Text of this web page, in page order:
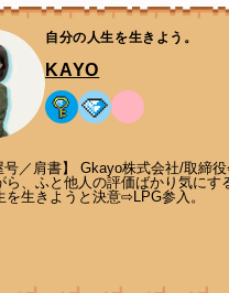
自分の人生を生きよう。
KAYO
／肩書】 Gkayo株式会社/取締役会長 様々な精
ら、ふと他人の評価ばかり気にす
を生きようと決意⇨LPG参入。